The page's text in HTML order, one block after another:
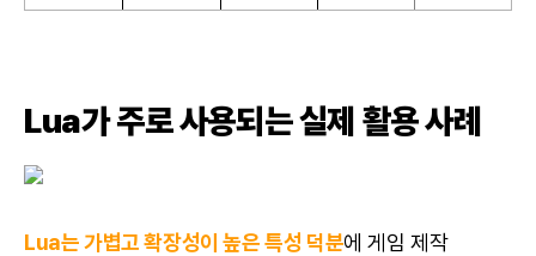
Lua가 주로 사용되는 실제 활용 사례
Lua는 가볍고 확장성이 높은 특성 덕분에 게임 제작